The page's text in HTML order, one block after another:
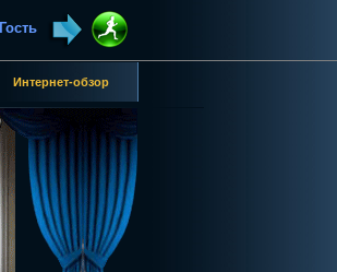
Гость
Интернет-обзор